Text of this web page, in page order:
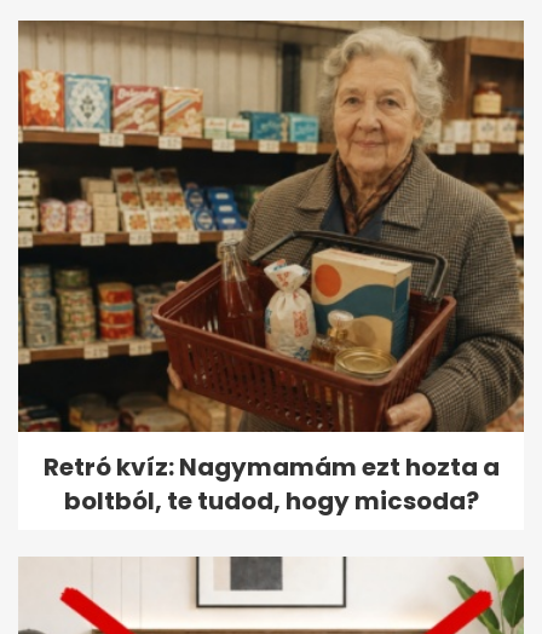
Retró kvíz: Nagymamám ezt hozta a
boltból, te tudod, hogy micsoda?